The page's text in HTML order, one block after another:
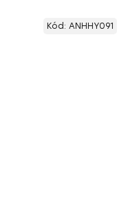
Kód: ANHHY091